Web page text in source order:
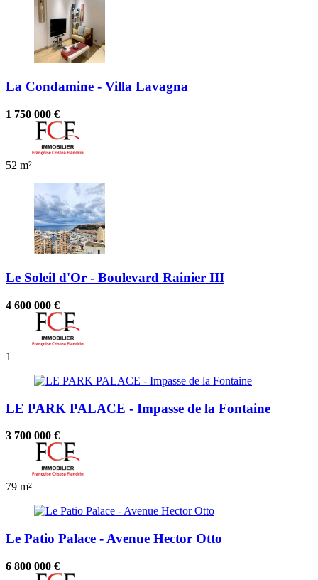
La Condamine - Villa Lavagna
1 750 000 €
52 m²
Le Soleil d'Or - Boulevard Rainier III
4 600 000 €
1
LE PARK PALACE - Impasse de la Fontaine
3 700 000 €
79 m²
Le Patio Palace - Avenue Hector Otto
6 800 000 €